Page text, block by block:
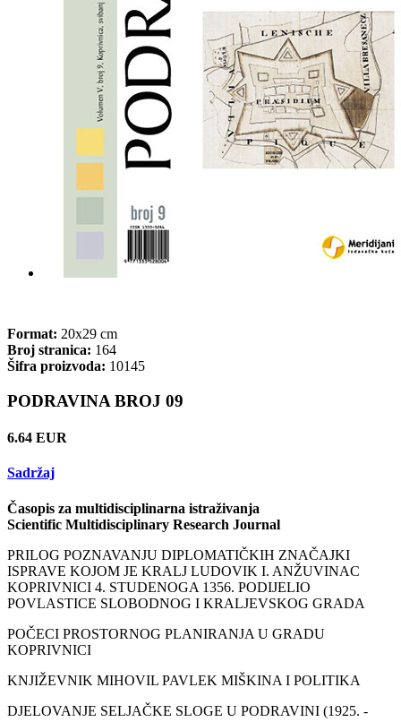
Format: 20x29 cm
Broj stranica: 164
Šifra proizvoda: 10145
PODRAVINA BROJ 09
6.64 EUR
Sadržaj
Časopis za multidisciplinarna istraživanja
Scientific Multidisciplinary Research Journal
PRILOG POZNAVANJU DIPLOMATIČKIH ZNAČAJKI
ISPRAVE KOJOM JE KRALJ LUDOVIK I. ANŽUVINAC
KOPRIVNICI 4. STUDENOGA 1356. PODIJELIO
POVLASTICE SLOBODNOG I KRALJEVSKOG GRADA
POČECI PROSTORNOG PLANIRANJA U GRADU
KOPRIVNICI
KNJIŽEVNIK MIHOVIL PAVLEK MIŠKINA I POLITIKA
DJELOVANJE SELJAČKE SLOGE U PODRAVINI (1925. -